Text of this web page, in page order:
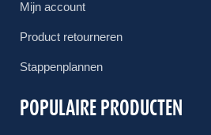
?
*
Mijn account
Product retourneren
Stappenplannen
POPULAIRE PRODUCTEN